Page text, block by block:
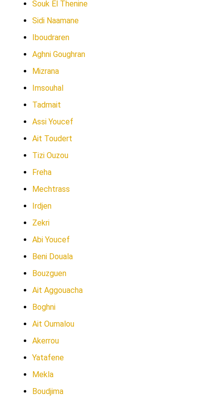
Souk El Thenine
Sidi Naamane
Iboudraren
Aghni Goughran
Mizrana
Imsouhal
Tadmait
Assi Youcef
Ait Toudert
Tizi Ouzou
Freha
Mechtrass
Irdjen
Zekri
Abi Youcef
Beni Douala
Bouzguen
Ait Aggouacha
Boghni
Ait Oumalou
Akerrou
Yatafene
Mekla
Boudjima